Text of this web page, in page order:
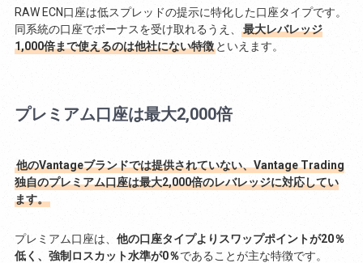
RAW ECN口座は低スプレッドの提示に特化した口座タイプです。
同系統の口座でボーナスを受け取れるうえ、
最大レバレッジ
1,000倍まで使えるのは他社にない特徴といえます。
プレミアム口座は最大2,000倍
他のVantageブランドでは提供されていない、Vantage Trading
独自のプレミアム口座は最大2,000倍のレバレッジに対応してい
ます。
プレミアム口座は、 他の口座タイプよりスワップポイントが20％
低く、強制ロスカット水準が0％であることが主な特徴です。